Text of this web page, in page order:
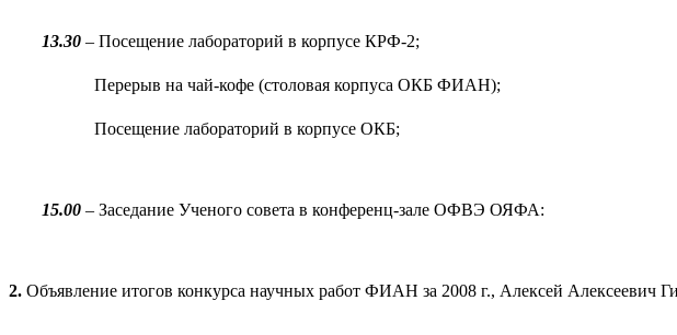
13.30 – Посещение лабораторий в корпусе КРФ-2;
Перерыв на чай-кофе (столовая корпуса ОКБ ФИАН);
Посещение лабораторий в корпусе ОКБ;
15.00 – Заседание Ученого совета в конференц-зале ОФВЭ ОЯФА:
2. Объявление итогов конкурса научных работ ФИАН за 2008 г., Алексей Алексеевич